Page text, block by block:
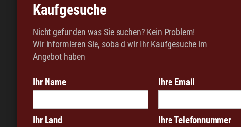
Kaufgesuche
Nicht gefunden was Sie suchen? Kein Problem!
Wir informieren Sie, sobald wir Ihr Kaufgesuche im
Angebot haben
Ihr Name Ihre Email
Ihr Land Ihre Telefonnummer